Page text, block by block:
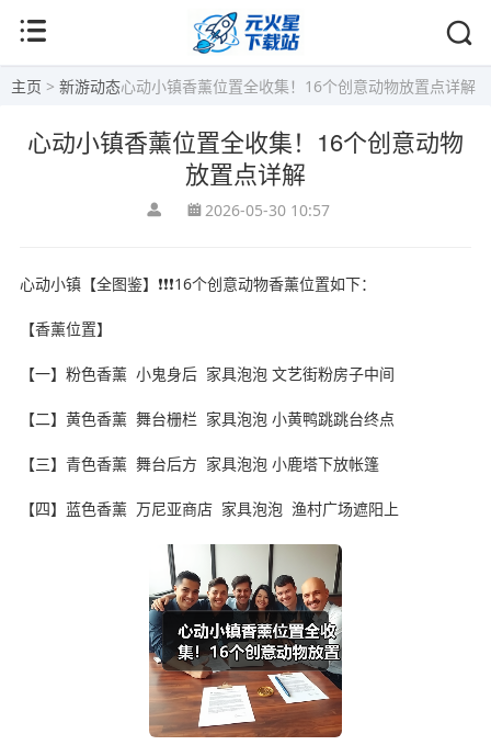
主页 > 新游动态心动小镇香薰位置全收集！16个创意动物放置点详解
心动小镇香薰位置全收集！16个创意动物
放置点详解
2026-05-30 10:57
心动小镇【全图鉴】❗❗❗16个创意动物香薰位置如下：
【香薰位置】
【一】粉色香薰 小鬼身后 家具泡泡 文艺街粉房子中间
【二】黄色香薰 舞台栅栏 家具泡泡 小黄鸭跳跳台终点
【三】青色香薰 舞台后方 家具泡泡 小鹿塔下放帐篷
【四】蓝色香薰 万尼亚商店 家具泡泡 渔村广场遮阳上